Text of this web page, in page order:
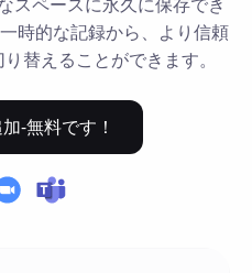
時的な記録から、より信頼
替えることができます。
-無料です！